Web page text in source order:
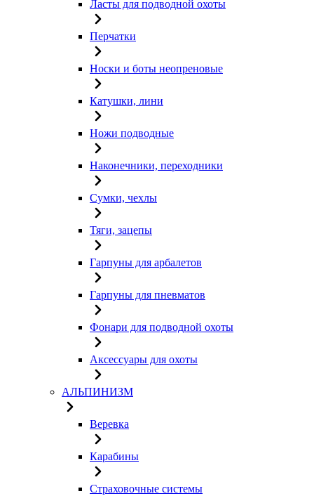
Ласты для подводной охоты
Перчатки
Носки и боты неопреновые
Катушки, лини
Ножи подводные
Наконечники, переходники
Сумки, чехлы
Тяги, зацепы
Гарпуны для арбалетов
Гарпуны для пневматов
Фонари для подводной охоты
Аксессуары для охоты
АЛЬПИНИЗМ
Веревка
Карабины
Страховочные системы